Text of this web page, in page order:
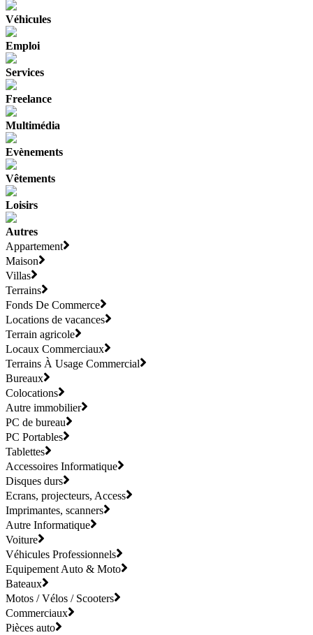
Véhicules
Emploi
Services
Freelance
Multimédia
Evènements
Vêtements
Loisirs
Autres
Appartement
Maison
Villas
Terrains
Fonds De Commerce
Locations de vacances
Terrain agricole
Locaux Commerciaux
Terrains À Usage Commercial
Bureaux
Colocations
Autre immobilier
PC de bureau
PC Portables
Tablettes
Accessoires Informatique
Disques durs
Ecrans, projecteurs, Access
Imprimantes, scanners
Autre Informatique
Voiture
Véhicules Professionnels
Equipement Auto & Moto
Bateaux
Motos / Vélos / Scooters
Commerciaux
Pièces auto